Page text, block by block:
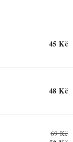
45 Kč
48 Kč
69 Kč